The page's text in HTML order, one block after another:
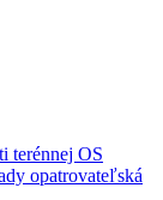
terénnej OS
opatrovateľská